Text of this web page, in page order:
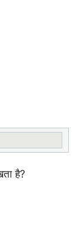
है?